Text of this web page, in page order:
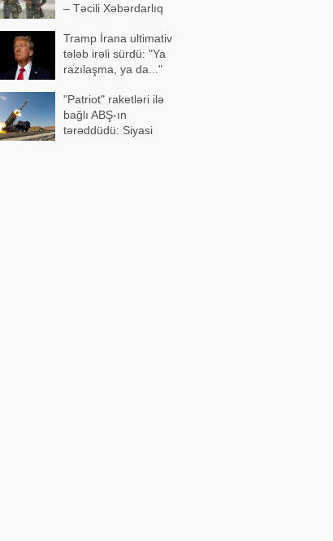
– Təcili Xəbərdarlıq
Tramp İrana ultimativ
tələb irəli sürdü: "Ya
razılaşma, ya da..."
"Patriot" raketləri ilə
bağlı ABŞ-ın
tərəddüdü: Siyasi